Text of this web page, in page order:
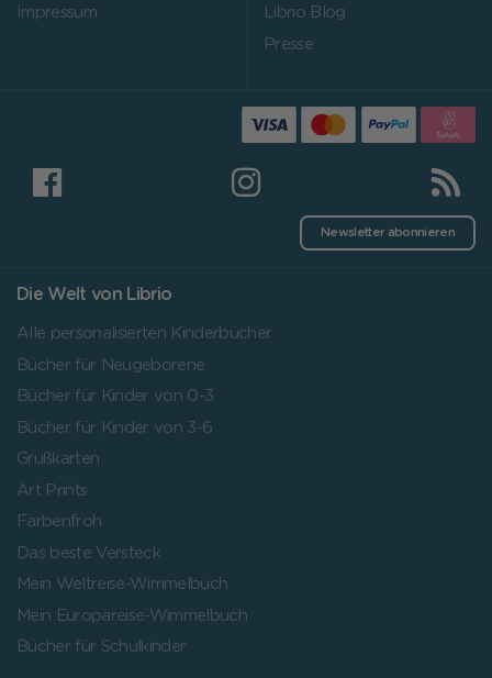
Impressum
Librio Blog
Presse
Newsletter abonnieren
Die Welt von Librio
Alle personalisierten Kinderbücher
Bücher für Neugeborene
Bücher für Kinder von 0-3
Bücher für Kinder von 3-6
Grußkarten
Art Prints
Farbenfroh
Das beste Versteck
Mein Weltreise-Wimmelbuch
Mein Europareise-Wimmelbuch
Bücher für Schulkinder